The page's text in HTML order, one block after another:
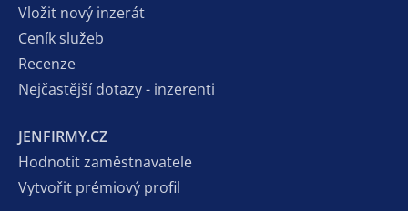
Vložit nový inzerát
Ceník služeb
Recenze
Nejčastější dotazy - inzerenti
JENFIRMY.CZ
Hodnotit zaměstnavatele
Vytvořit prémiový profil